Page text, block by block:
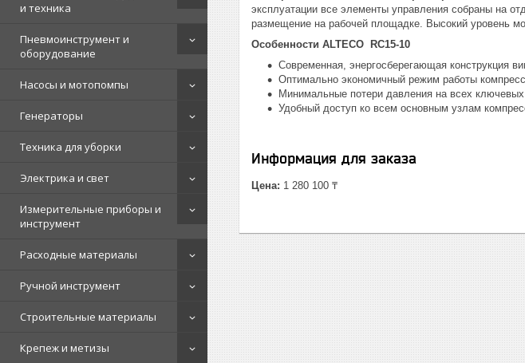
и техника
Пневмоинструмент и
оборудование
Насосы и мотопомпы
Генераторы
Техника для уборки
Электрика и свет
Измерительные приборы и
инструмент
Расходные материалы
Ручной инструмент
Строительные материалы
Крепеж и метизы
эксплуатации все элементы управления собраны на
размещение на рабочей площадке. Высокий уровень
Особенности ALTECO RC15-10
Современная, энергосберегающая конструкция
Оптимально экономичный режим работы
Минимальные потери давления на всех
Удобный доступ ко всем основным узлам
Информация для заказа
Цена: 1 280 100 ₸